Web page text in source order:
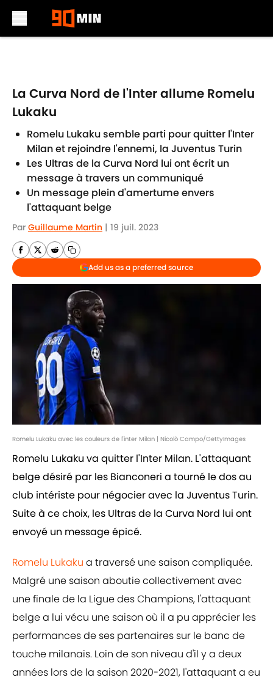
La Curva Nord de l'Inter allume Romelu
Lukaku
Romelu Lukaku semble parti pour quitter l'Inter
Milan et rejoindre l'ennemi, la Juventus Turin
Les Ultras de la Curva Nord lui ont écrit un
message à travers un communiqué
Un message plein d'amertume envers
l'attaquant belge
Par Guillaume Martin | 19 juil. 2023
Add us as a preferred source
Romelu Lukaku avec les couleurs de l'inter Milan | Nicolò Campo/GettyImages
Romelu Lukaku va quitter l'Inter Milan. L'attaquant
belge désiré par les Bianconeri a tourné le dos au
club intériste pour négocier avec la Juventus Turin.
Suite à ce choix, les Ultras de la Curva Nord lui ont
envoyé un message épicé.
Romelu Lukaku a traversé une saison compliquée.
Malgré une saison aboutie collectivement avec
une finale de la Ligue des Champions, l'attaquant
belge a lui vécu une saison où il a pu apprécier les
performances de ses partenaires sur le banc de
touche milanais. Loin de son niveau d'il y a deux
années lors de la saison 2020-2021, l'attaquant a eu